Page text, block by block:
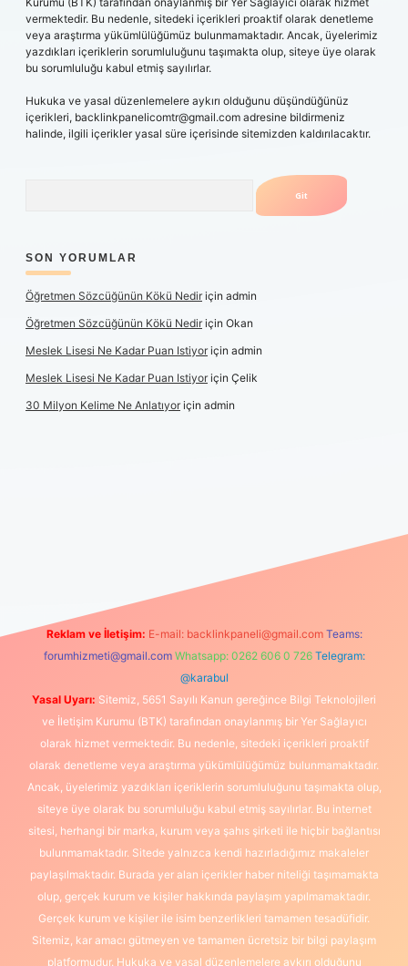
vermektedir. Bu nedenle, sitedeki içerikleri proaktif olarak denetleme
veya araştırma yükümlülüğümüz bulunmamaktadır. Ancak, üyelerimiz
yazdıkları içeriklerin sorumluluğunu taşımakta olup, siteye üye olarak
bu sorumluluğu kabul etmiş sayılırlar.
Hukuka ve yasal düzenlemelere aykırı olduğunu düşündüğünüz
içerikleri, backlinkpanelicomtr@gmail.com adresine bildirmeniz
halinde, ilgili içerikler yasal süre içerisinde sitemizden kaldırılacaktır.
SON YORUMLAR
Öğretmen Sözcüğünün Kökü Nediriçin admin
Öğretmen Sözcüğünün Kökü Nediriçin Okan
Meslek Lisesi Ne Kadar Puan Istiyoriçin admin
Meslek Lisesi Ne Kadar Puan Istiyoriçin Çelik
30 Milyon Kelime Ne Anlatıyoriçin admin
elexbetgiris.org
Reklam ve İletişim: E-mail: backlinkpaneli@gmail.com Teams:
forumhizmeti@gmail.com Whatsapp: 0262 606 0 726 Telegram:
@karabul
Yasal Uyarı: Sitemiz, 5651 Sayılı Kanun gereğince Bilgi Teknolojileri
ve İletişim Kurumu (BTK) tarafından onaylanmış bir Yer Sağlayıcı
olarak hizmet vermektedir. Bu nedenle, sitedeki içerikleri proaktif
olarak denetleme veya araştırma yükümlülüğümüz bulunmamaktadır.
Ancak, üyelerimiz yazdıkları içeriklerin sorumluluğunu taşımakta olup,
siteye üye olarak bu sorumluluğu kabul etmiş sayılırlar. Bu internet
sitesi, herhangi bir marka, kurum veya şahıs şirketi ile hiçbir bağlantısı
bulunmamaktadır. Sitede yalnızca kendi hazırladığımız makaleler
paylaşılmaktadır. Burada yer alan içerikler haber niteliği taşımamakta
olup, gerçek kurum ve kişiler hakkında paylaşım yapılmamaktadır.
Gerçek kurum ve kişiler ile isim benzerlikleri tamamen tesadüfidir.
Sitemiz, kar amacı gütmeyen ve tamamen ücretsiz bir bilgi paylaşım
platformudur. Hukuka ve yasal düzenlemelere aykırı olduğunu